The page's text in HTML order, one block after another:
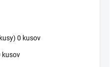
0 kusov
kusov